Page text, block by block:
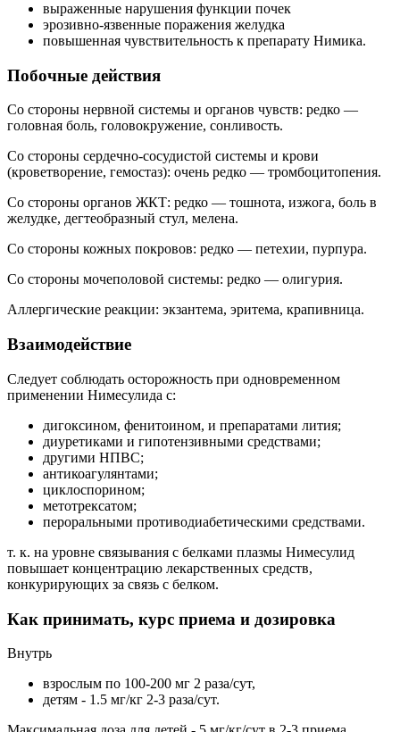
выраженные нарушения функции почек
эрозивно-язвенные поражения желудка
повышенная чувствительность к препарату Нимика.
Побочные действия
Со стороны нервной системы и органов чувств: редко —
головная боль, головокружение, сонливость.
Со стороны сердечно-сосудистой системы и крови
(кроветворение, гемостаз): очень редко — тромбоцитопения.
Со стороны органов ЖКТ: редко — тошнота, изжога, боль в
желудке, дегтеобразный стул, мелена.
Со стороны кожных покровов: редко — петехии, пурпура.
Со стороны мочеполовой системы: редко — олигурия.
Аллергические реакции: экзантема, эритема, крапивница.
Взаимодействие
Следует соблюдать осторожность при одновременном
применении Нимесулида с:
дигоксином, фенитоином, и препаратами лития;
диуретиками и гипотензивными средствами;
другими НПВС;
антикоагулянтами;
циклоспорином;
метотрексатом;
пероральными противодиабетическими средствами.
т. к. на уровне связывания с белками плазмы Нимесулид
повышает концентрацию лекарственных средств,
конкурирующих за связь с белком.
Как принимать, курс приема и дозировка
Внутрь
взрослым по 100-200 мг 2 раза/сут,
детям - 1.5 мг/кг 2-3 раза/сут.